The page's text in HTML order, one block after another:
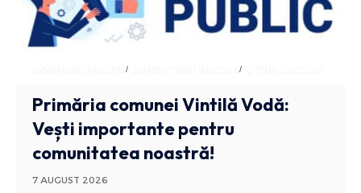
ADMINISTRATIV ANUNTURI BUZAU
Primăria comunei Vintilă Vodă:
Vești importante pentru
comunitatea noastră!
7 AUGUST 2026